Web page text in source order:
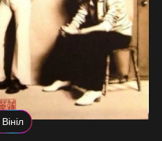
Вініл